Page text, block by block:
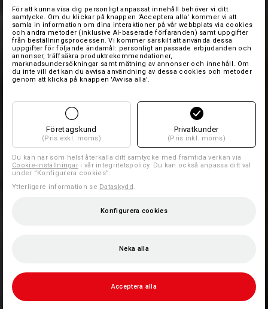
För att kunna visa dig personligt anpassat innehåll behöver vi ditt
samtycke. Om du klickar på knappen 'Acceptera alla' kommer vi att
samla in information om dina interaktioner på vår webbplats via cookies
och andra metoder (inklusive AI‑baserade förfaranden) samt uppgifter
från beställningsprocessen. Vi kommer särskilt att använda dessa
uppgifter för följande ändamål: personligt anpassade erbjudanden och
annonser, träffsäkra produktrekommendationer,
marknadsundersökningar samt mätning av annonser och innehåll. Om
du inte vill det kan du avvisa användning av dessa cookies och metoder
genom att klicka på knappen 'Avvisa alla'.
Företagskund
(Pris exkl. moms)
Privatkunder
(Pris inkl. moms)
Du kan när som helst återkalla ditt samtycke med framtida verkan via
Cookie-inställningar i vår integritetspolicy. Du kan också anpassa ditt val
under ”Konfigurera cookies”.
Ytterligare information se Dataskydd.
Konfigurera cookies
Neka alla
Acceptera alla